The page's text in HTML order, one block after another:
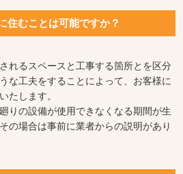
住むことは可能ですか？
れるスペースと工事する箇所とを区分
な工夫をすることによって、お客様に
たします。
りの設備が使用できなくなる期間が生
の場合は事前に業者からの説明があり